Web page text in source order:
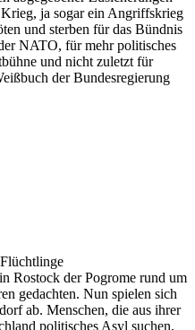
ja sogar ein Angriffskrieg
und sterben für das Bündnis
NATO, für mehr politisches
und nicht zuletzt für
der Bundesregierung
Rostock der Pogrome rund um
gedachten. Nun spielen sich
ab. Menschen, die aus ihrer
politisches Asyl suchen,